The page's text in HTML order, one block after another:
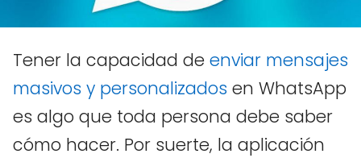
Tener la capacidad de enviar mensajes
masivos y personalizados en WhatsApp
es algo que toda persona debe saber
cómo hacer. Por suerte, la aplicación